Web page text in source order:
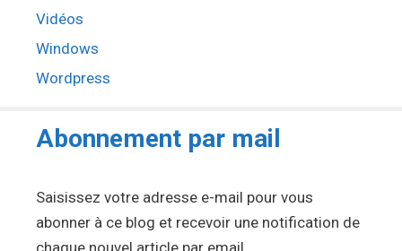
Vidéos
Windows
Wordpress
Abonnement par mail
Saisissez votre adresse e-mail pour vous
abonner à ce blog et recevoir une notification de